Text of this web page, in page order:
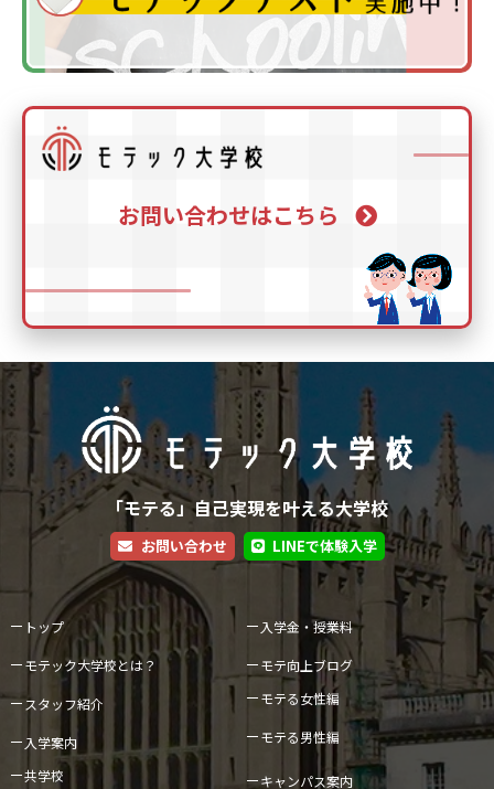
お問い合わせはこちら
「モテる」自己実現を叶える大学校
お問い合わせ LINEで体験入学
トップ
モテック大学校とは？
スタッフ紹介
入学案内
共学校
入学金・授業料
モテ向上ブログ
モテる女性編
モテる男性編
キャンパス案内